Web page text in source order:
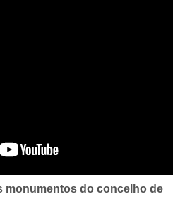
monumentos do concelho de